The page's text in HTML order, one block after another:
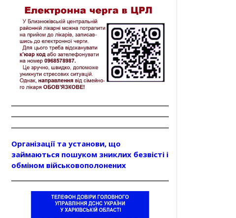
Організації та установи, що
займаються пошуком зниклих безвісті і
обміном військовополонених